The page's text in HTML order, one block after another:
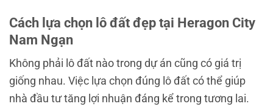
Cách lựa chọn lô đất đẹp tại Heragon City
Nam Ngạn
Không phải lô đất nào trong dự án cũng có giá trị
giống nhau. Việc lựa chọn đúng lô đất có thể giúp
nhà đầu tư tăng lợi nhuận đáng kể trong tương lai.